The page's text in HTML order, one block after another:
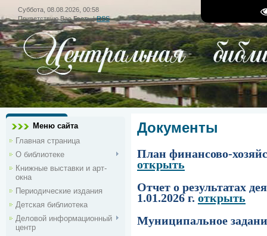
Суббота, 08.08.2026, 00:58
Приветствую Вас Гость|RSS
Меню сайта
Главная страница
О библиотеке
Книжные выставки и арт-
окна
Периодические издания
Детская библиотека
Деловой информационный
центр
Документы
План финансово-
открыть
Отчет о результатах
1.01.2026 г. открыть
Муниципальное